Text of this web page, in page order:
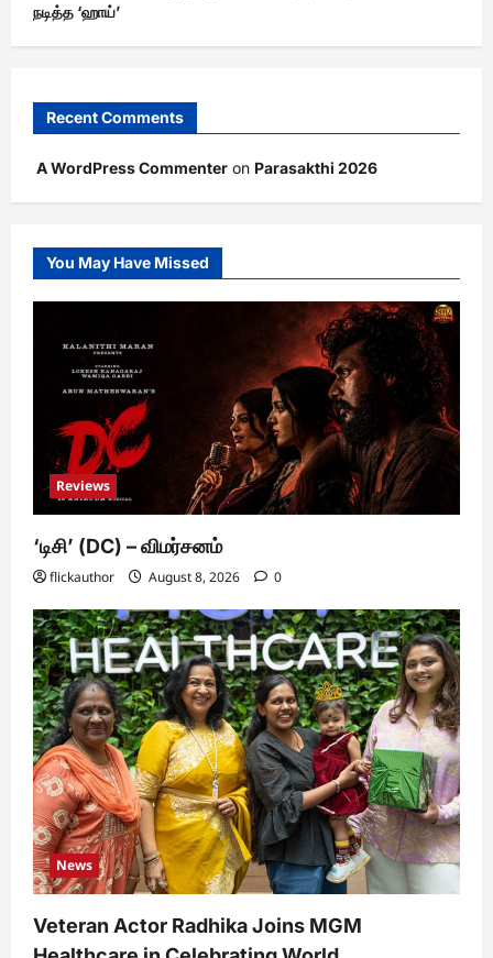
நடித்த ‘ஹாய்’
Recent Comments
A WordPress Commenter on Parasakthi 2026
You May Have Missed
Reviews
‘டிசி’ (DC) – விமர்சனம்
flickauthor August 8, 2026 0
News
Veteran Actor Radhika Joins MGM